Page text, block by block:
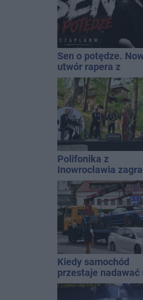
Sen o potędze.
utwór rapera z
Inowrocławia
uzależnieniom
Polifonika z
Inowrocławia
Harendzie.
hołd dla Jana
Kasprowicza
Kiedy samochód
przestaje nadawać
do sprzedaży, a
kwalifikować się do